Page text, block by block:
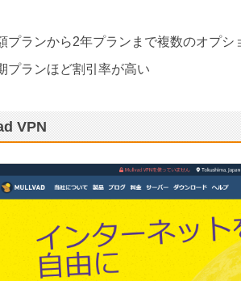
プランから2年プランまで複数のオプシ
プランほど割引率が高い
VPN